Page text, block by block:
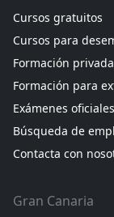
Cursos gratuitos
Cursos para
Formación privada
Formación para
Exámenes
Búsqueda de
Contacta con
Gran Canaria